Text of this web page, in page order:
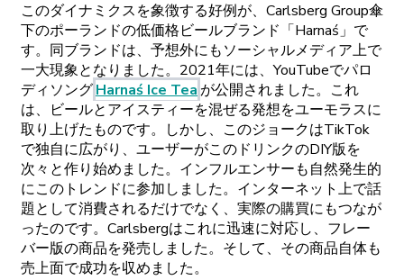
このダイナミクスを象徴する好例が、 Carlsberg Group傘
下のポーランドの低価格ビールブランド 「Harnaś」で
す。 同ブランドは、 予想外にもソーシャルメディア上で
一大現象となりました。 2021年には、YouTubeでパロ
ディソングHarnaśIceTeaが公開されました。 これ
は、
ビールとアイスティーを混ぜる発想をユーモラスに
取り上げたものです。しかし、 このジョークはTikTok
で独自に広がり、 ユーザーがこの ドリンクのDIY版を
次々と作り始めました。 インフルエンサーも自然発生的
にこの トレンドに参加しました。 インターネット上で話
題として消費されるだけでなく、 実際の購買にもつなが
ったのです。 Carlsbergはこれに迅速に対応し、 フレー
バー版の商品を発売しました。 そして、 その商品自体も
売上面で成功を収めました。